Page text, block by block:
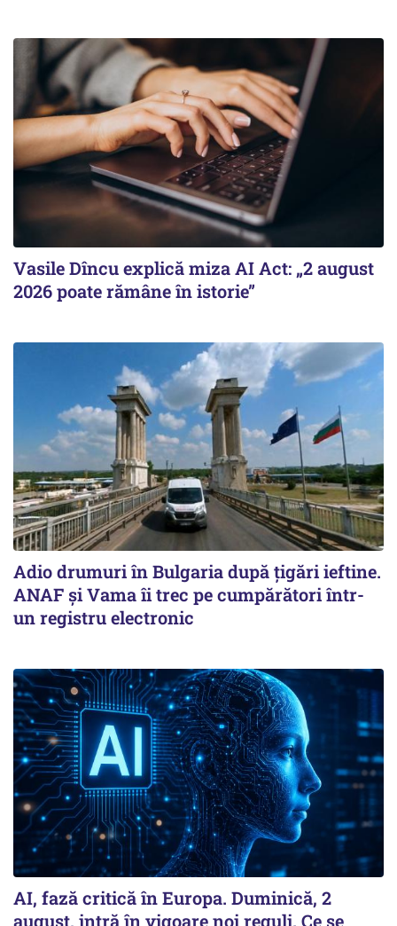
Vasile Dîncu explică miza AI Act: „2 august
2026 poate rămâne în istorie”
Adio drumuri în Bulgaria după țigări ieftine.
ANAF și Vama îi trec pe cumpărători într-
un registru electronic
AI, fază critică în Europa. Duminică, 2
august, intră în vigoare noi reguli. Ce se